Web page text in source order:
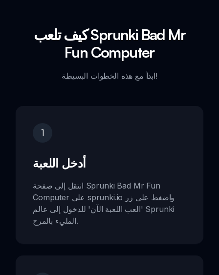
كيف تلعب Sprunki Bad Mr
Fun Computer
ابدأ مع هذه الخطوات البسيطة!
1
أدخل اللعبة
انتقل إلى صفحة Sprunki Bad Mr Fun
Computer على sprunki.io واضغط على زر
'العب اللعبة الآن' للدخول إلى عالم Sprunki
المليء بالمرح.